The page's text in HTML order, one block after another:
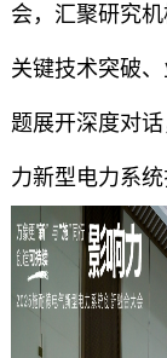
会，汇聚研究
关键技术突破
题展开深度对
力新型电力系统